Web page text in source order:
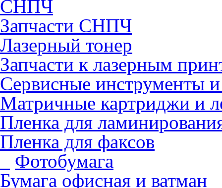
СНПЧ
Запчасти СНПЧ
Лазерный тонер
Запчасти к лазерным
Сервисные инструменты
Матричные картриджи и
Пленка для
Пленка для факсов
Фотобумага
Бумага офисная и ватман